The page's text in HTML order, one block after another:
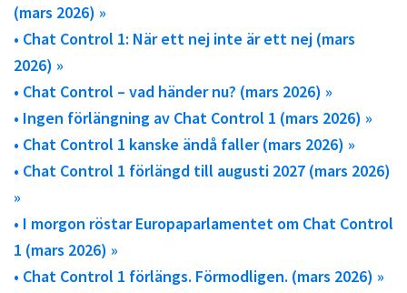
(mars 2026) »
• Chat Control 1: När ett nej inte är ett nej (mars
2026) »
• Chat Control – vad händer nu? (mars 2026) »
• Ingen förlängning av Chat Control 1 (mars 2026) »
• Chat Control 1 kanske ändå faller (mars 2026) »
• Chat Control 1 förlängd till augusti 2027 (mars 2026)
»
• I morgon röstar Europaparlamentet om Chat Control
1 (mars 2026) »
• Chat Control 1 förlängs. Förmodligen. (mars 2026) »